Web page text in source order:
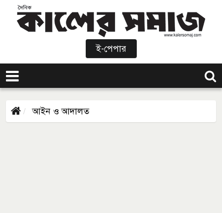
ই-পেপার
আইন ও আদালত